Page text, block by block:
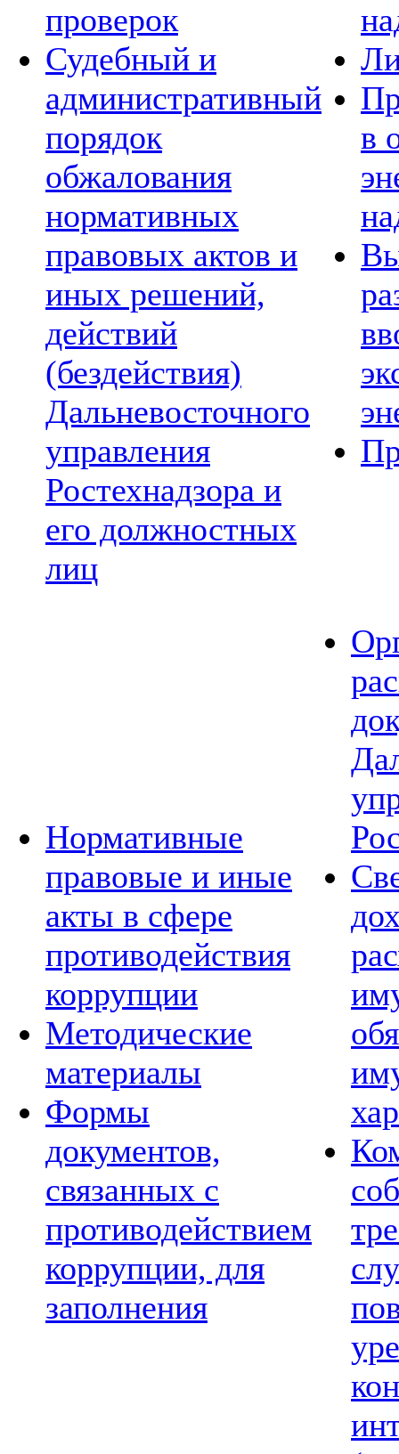
проверок
Судебный и
административный
порядок
обжалования
нормативных
правовых актов и
иных решений,
действий
(бездействия)
Дальневосточного
управления
Ростехнадзора и
его должностных
лиц
в
Нормативные
правовые и иные
акты в сфере
противодействия
коррупции
Методические
материалы
Формы
документов,
связанных с
противодействием
коррупции, для
заполнения